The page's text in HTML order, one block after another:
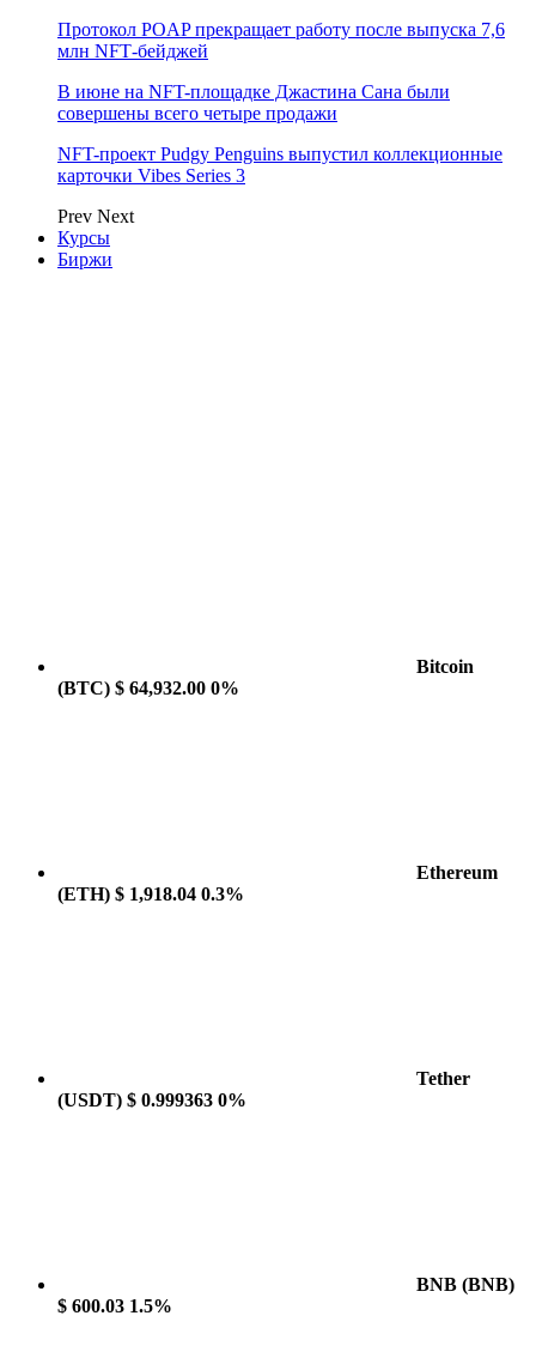
Протокол POAP прекращает работу после выпуска 7,6
млн NFT‑бейджей
В июне на NFT-площадке Джастина Сана были
совершены всего четыре продажи
NFT-проект Pudgy Penguins выпустил коллекционные
карточки Vibes Series 3
Prev Next
Курсы
Биржи
Bitcoin
(BTC) $ 64,932.00 0%
Ethereum
(ETH) $ 1,918.04 0.3%
Tether
(USDT) $ 0.999363 0%
BNB (BNB)
$ 600.03 1.5%